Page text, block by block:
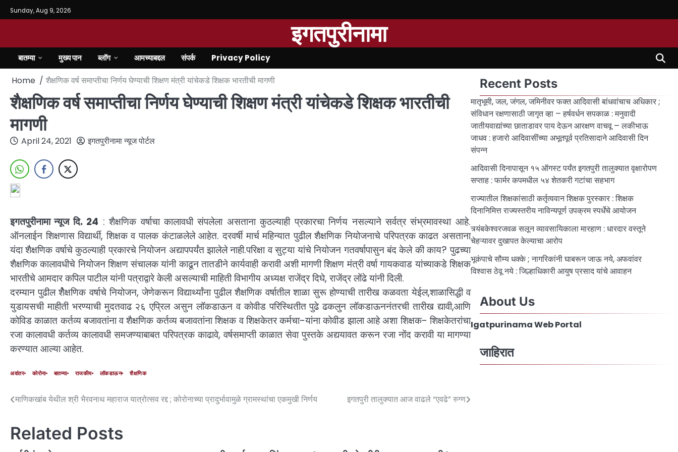
Sunday, Aug 9, 2026
इगतपुरीनामा
बातम्या मुख्य पान ब्लॉग आमच्याबद्दल संपर्क Privacy Policy
Home शैक्षणिक वर्ष समाप्तीचा निर्णय घेण्याची शिक्षण मंत्री यांचेकडे शिक्षक भारतीची मागणी
शैक्षणिक वर्ष समाप्तीचा निर्णय घेण्याची शिक्षण मंत्री यांचेकडे शिक्षक भारतीची
मागणी
April 24, 2021 इगतपुरीनामा न्यूज पोर्टल
इगतपुरीनामा न्यूज दि. 24 : शैक्षणिक वर्षाचा कालावधी संपलेला असताना कुठल्याही प्रकारचा निर्णय नसल्याने सर्वत्र संभ्रमावस्था आहे.
ऑनलाईन शिक्षणास विद्यार्थी, शिक्षक व पालक कंटाळलेले आहेत. दरवर्षी मार्च महिन्यात पुढील शैक्षणिक नियोजनाचे परिपत्रक काढत असताना
यंदा शैक्षणिक वर्षाचे कुठल्याही प्रकारचे नियोजन अद्यापपर्यंत झालेले नाही.परिक्षा व सुट्या यांचे नियोजन गतवर्षापासुन बंद केले की काय? पुढच्या
शैक्षणिक कालावधीचे नियोजन शिक्षण संचालक यांनी काढून तातडीने कार्यवाही करावी अशी मागणी शिक्षण मंत्री वर्षा गायकवाड यांच्याकडे शिक्षक
भारतीचे आमदार कपिल पाटील यांनी पत्राद्वारे केली असल्याची माहिती विभागीय अध्यक्ष राजेंद्र दिघे, राजेंद्र लोंढे यांनी दिली.
दरम्यान पुढील शेैक्षणिक वर्षाचे नियोजन, जेणेकरून विद्यार्थ्यांना पुढील शैक्षणिक वर्षातील शाळा सुरू होण्याची तारीख कळवता येईल,शाळासिद्धी व
युडायसची माहीती भरण्याची मुदतवाढ २६ एप्रिल असुन लॉकडाऊन व कोवीड परिस्थितीत पुढे ढकलुन लॉकडाऊननंतरची तारीख द्यावी,आणि
कोविड काळात कर्तव्य बजावतांना व शैक्षणिक कर्तव्य बजावतांना शिक्षक व शिक्षकेतर कर्मचा-यांना कोवीड झाला आहे अशा शिक्षक- शिक्षकेतरांचा
रजा कालावधी कर्तव्य कालावधी समजण्याबाबत परिपत्रक काढावे, वर्षसमाप्ती काळात सेवा पुस्तके अद्ययावत करून रजा नोंद करावी या मागण्या
करण्यात आल्या आहेत.
अवांतर कोरोना बातम्या राजकीय लॉकडाऊन शैक्षणिक
माणिकखांब येथील श्री भैरवनाथ महाराज यात्रोत्सव रद्द ; कोरोनाच्या प्रादुर्भावामुळे ग्रामस्थांचा एकमुखी निर्णय इगतपुरी तालुक्यात आज वाढले “एवढे” रुग्ण
Related Posts
Recent Posts
मातृभूमी, जल, जंगल, जमिनीवर फक्त आदिवासी बांधवांचाच अधिकार ;
संविधान रक्षणासाठी जागृत व्हा – हर्षवर्धन सपकाळ : मनुवादी
जातीयवाद्यांच्या छाताडावर पाय देऊन आरक्षण वाचवू – लकीभाऊ
जाधव : हजारो आदिवासींच्या अभूतपूर्व प्रतिसादाने आदिवासी दिन
संपन्न
आदिवासी दिनापासून १५ ऑगस्ट पर्यंत इगतपुरी तालुक्यात वृक्षारोपण
सप्ताह : फार्मर कपमधील ५४ शेतकरी गटांचा सहभाग
राज्यातील शिक्षकांसाठी कर्तृत्ववान शिक्षक पुरस्कार : शिक्षक
दिनानिमित्त राज्यस्तरीय नाविन्यपूर्ण उपक्रम स्पर्धेचे आयोजन
त्र्यंबकेश्वरजवळ सलून व्यावसायिकाला मारहाण : धारदार वस्तूने
चेहऱ्यावर दुखापत केल्याचा आरोप
भूकंपाचे सौम्य धक्के ; नागरिकांनी घाबरून जाऊ नये, अफवांवर
विश्वास ठेवू नये : जिल्हाधिकारी आयुष प्रसाद यांचे आवाहन
About Us
Igatpurinama Web Portal
जाहिरात